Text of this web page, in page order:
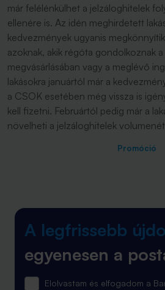
már felélénkülhet a jelzáloghitelek
ellenére is. Az idén meghirdetett
kedvezmények ugyanis megkönnyítik
azoknak, akik régóta gondolkoznak
megvásárlásában vagy a meglévő
lakásokra januártól már a
a CSOK esetében még vissza is
kell fizetni. Februártól pedig már a
növelheti a jelzáloghitelek
Promóció
A legfrissebb
egyenesen a
Elolvastam és elfogadom a